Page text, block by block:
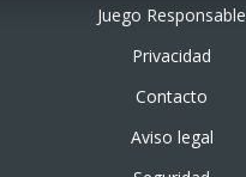
Juego Responsable
Privacidad
Contacto
Aviso legal